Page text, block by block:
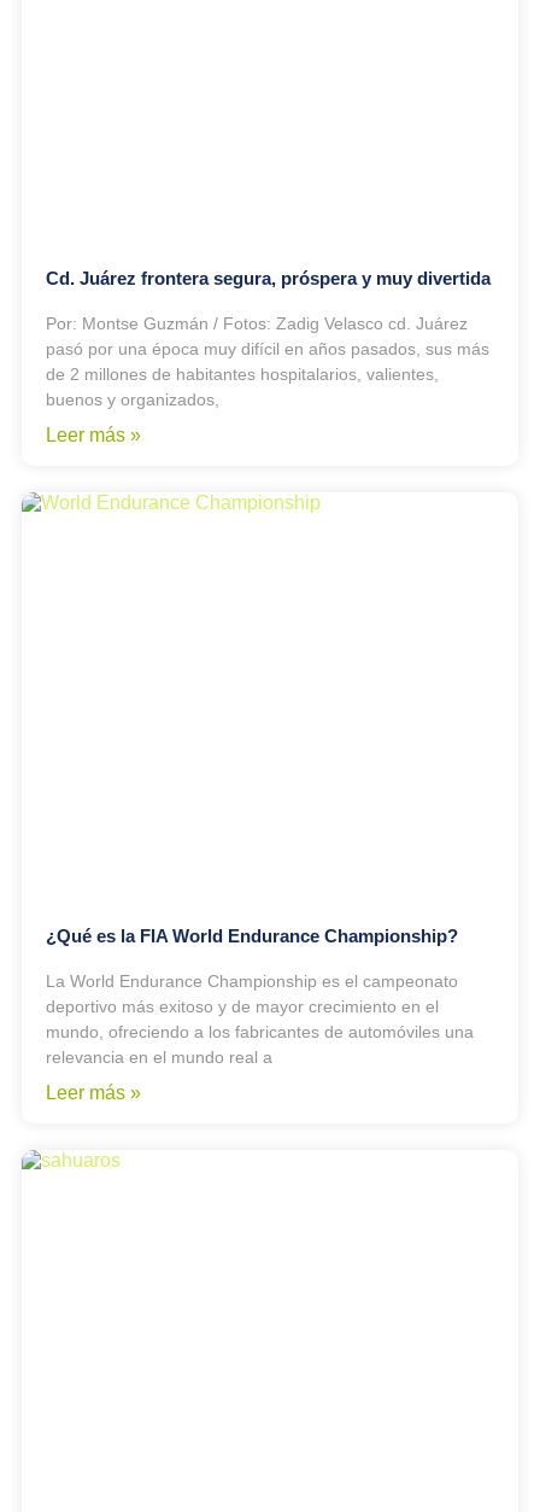
Cd. Juárez frontera segura, próspera y muy divertida
Por: Montse Guzmán / Fotos: Zadig Velasco cd. Juárez
pasó por una época muy difícil en años pasados, sus más
de 2 millones de habitantes hospitalarios, valientes,
buenos y organizados,
Leer más »
¿Qué es la FIA World Endurance Championship?
La World Endurance Championship es el campeonato
deportivo más exitoso y de mayor crecimiento en el
mundo, ofreciendo a los fabricantes de automóviles una
relevancia en el mundo real a
Leer más »